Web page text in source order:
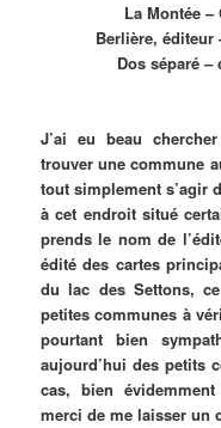
La Montée
Berlière, éditeur
Dos séparé –
J’ai eu beau
trouver une commune
tout simplement s’agir
à cet endroit situé
prends le nom de
édité des cartes
du lac des Settons,
petites communes à
pourtant bien
aujourd’hui des petits
cas, bien
merci de me laisser un